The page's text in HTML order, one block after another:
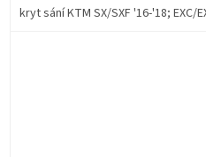
kryt sání KTM SX/SXF '16-'18; EXC/